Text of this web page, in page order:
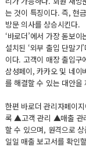
는 것이 특징이다. 즉, 현
방문 의사를 상승시킨다.
‘바로더’에서 가장 돋보
설치된 ‘외부 출입 단말기
이다. 고객이 매장 출입구
삼성페이, 카카오 및 네이
를 해결할 수 있는 대안을
한편 바로더 관리자페이
록 ▲고객 관리 ▲매출 관
할 수 있으며, 원격으로
일일 매출 보고서를 확인